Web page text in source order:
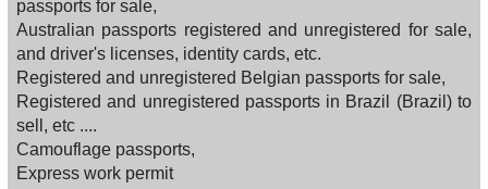
passports for sale,
Australian passports registered and unregistered for sale,
and driver's licenses, identity cards, etc.
Registered and unregistered Belgian passports for sale,
Registered and unregistered passports in Brazil (Brazil) to
sell, etc ....
Camouflage passports,
Express work permit